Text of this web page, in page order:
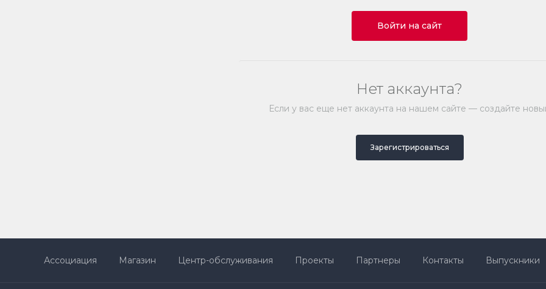
Войти на сайт
Нет аккаунта?
Если у вас еще нет аккаунта на нашем сайте — создайте
Зарегистрироваться
Ассоциация Магазин Центр-обслуживания Проекты Партнеры Контакты Выпускники